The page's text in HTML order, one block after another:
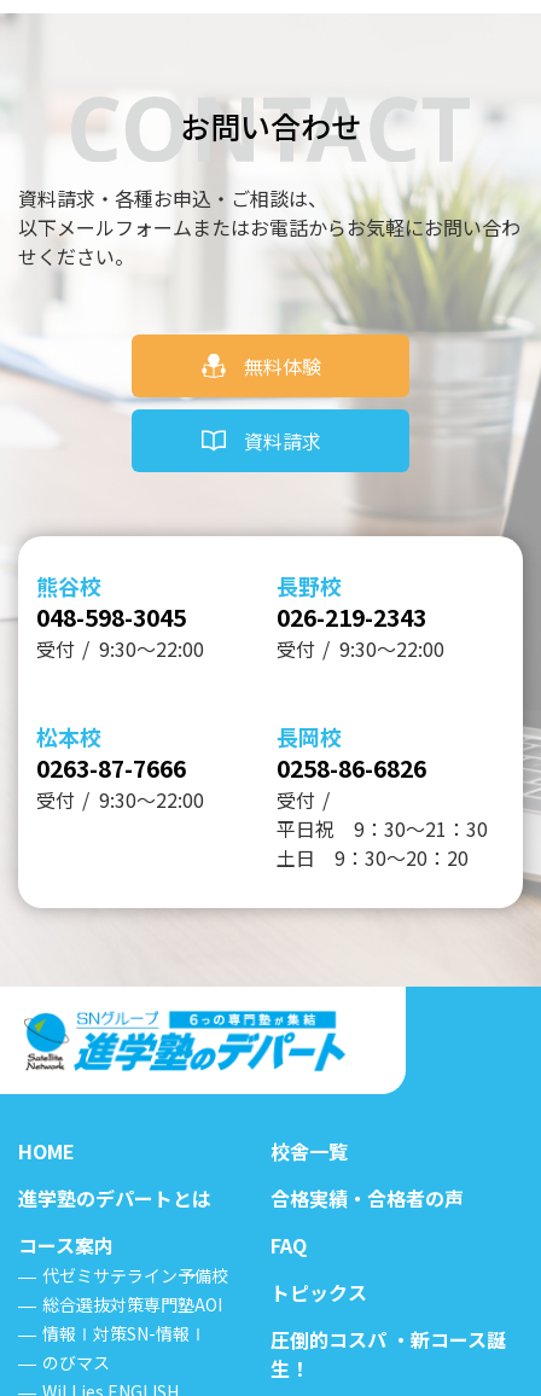
お問い合わせ
資料請求・各種お申込・ご相談は、
以下メールフォームまたはお電話からお気軽にお問い合わ
せください。
無料体験
資料請求
熊谷校
048-598-3045
受付 9:30～22:00
長野校
026-219-2343
受付 9:30～22:00
松本校
0263-87-7666
受付 9:30～22:00
長岡校
0258-86-6826
受付
平日祝 9：30～21：30
土日 9：30～20：20
HOME
進学塾のデパートとは
コース案内
代ゼミサテライン予備校
総合選抜対策専門塾AOI
情報Ⅰ対策SN-情報Ⅰ
のびマス
校舎一覧
合格実績・合格者の声
FAQ
トピックス
圧倒的コスパ ・新コース誕
生！